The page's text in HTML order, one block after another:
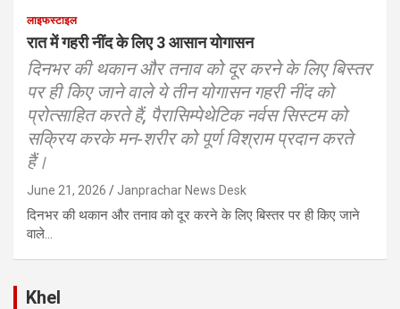
लाइफस्टाइल
रात में गहरी नींद के लिए 3 आसान योगासन
दिनभर की थकान और तनाव को दूर करने के लिए बिस्तर
पर ही किए जाने वाले ये तीन योगासन गहरी नींद को
प्रोत्साहित करते हैं, पैरासिम्पेथेटिक नर्वस सिस्टम को
सक्रिय करके मन‑शरीर को पूर्ण विश्राम प्रदान करते
हैं।
June 21, 2026 Janprachar News Desk
दिनभर की थकान और तनाव को दूर करने के लिए बिस्तर पर ही किए जाने
वाले…
Khel